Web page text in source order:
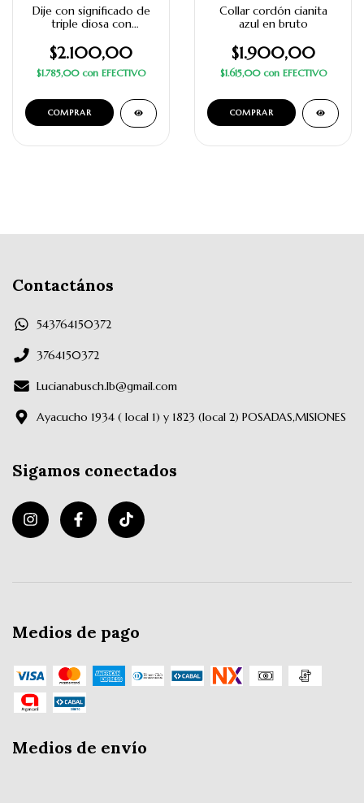
Dije con significado de
triple diosa con
$2.100,00
$1.785,00 con EFECTIVO
Collar cordón cianita
azul en bruto
$1.900,00
$1.615,00 con EFECTIVO
Contactános
543764150372
3764150372
Lucianabusch.lb@gmail.com
Ayacucho 1934 ( local 1) y 1823 (local 2) POSADAS,MISIONES
Sigamos conectados
Medios de pago
Medios de envío